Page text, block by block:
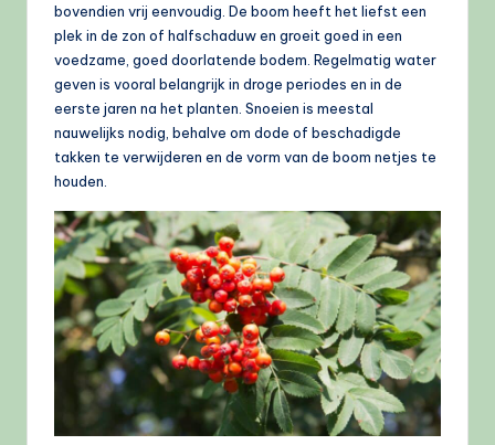
bovendien vrij eenvoudig. De boom heeft het liefst een
plek in de zon of halfschaduw en groeit goed in een
voedzame, goed doorlatende bodem. Regelmatig water
geven is vooral belangrijk in droge periodes en in de
eerste jaren na het planten. Snoeien is meestal
nauwelijks nodig, behalve om dode of beschadigde
takken te verwijderen en de vorm van de boom netjes te
houden.